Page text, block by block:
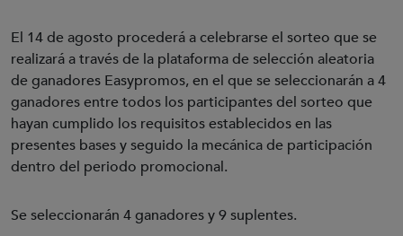
El 14 de agosto procederá a celebrarse el sorteo que se
realizará a través de la plataforma de selección aleatoria
de ganadores Easypromos, en el que se seleccionarán a 4
ganadores entre todos los participantes del sorteo que
hayan cumplido los requisitos establecidos en las
presentes bases y seguido la mecánica de participación
dentro del periodo promocional.
Se seleccionarán 4 ganadores y 9 suplentes.